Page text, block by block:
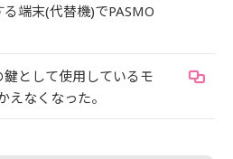
端末(代替機)でPASMO
として使用しているモ
えなくなった。